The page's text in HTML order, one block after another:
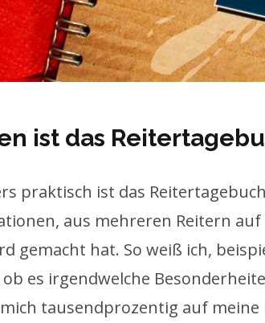
ist das
praktisch ist das
aus mehreren Reitern
gemacht hat. So weiß ich,
es irgendwelche
tausendprozentig auf